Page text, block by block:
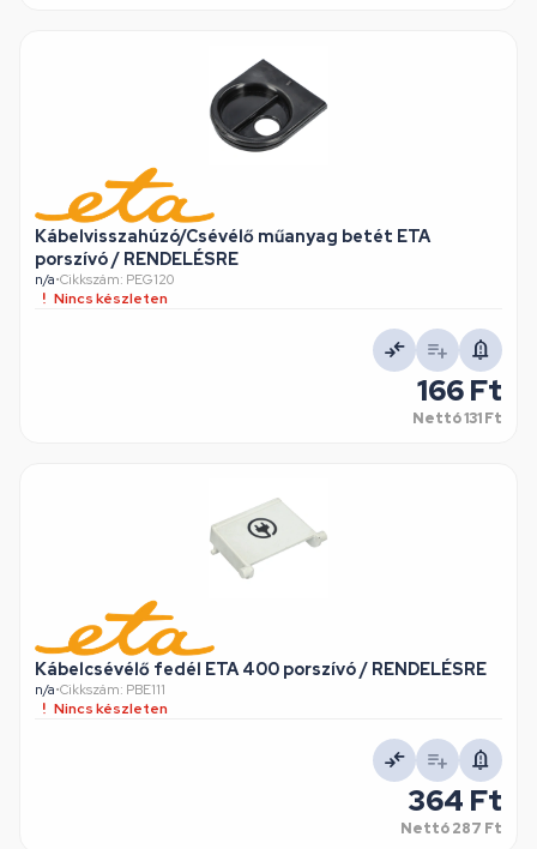
Kábelvisszahúzó/Csévélő műanyag betét ETA
porszívó / RENDELÉSRE
n/a•Cikkszám: PEG120
Nincs készleten
166 Ft
Nettó131 Ft
Kábelcsévélő fedél ETA 400 porszívó / RENDELÉSRE
n/a•Cikkszám: PBE111
Nincs készleten
364 Ft
Nettó287 Ft